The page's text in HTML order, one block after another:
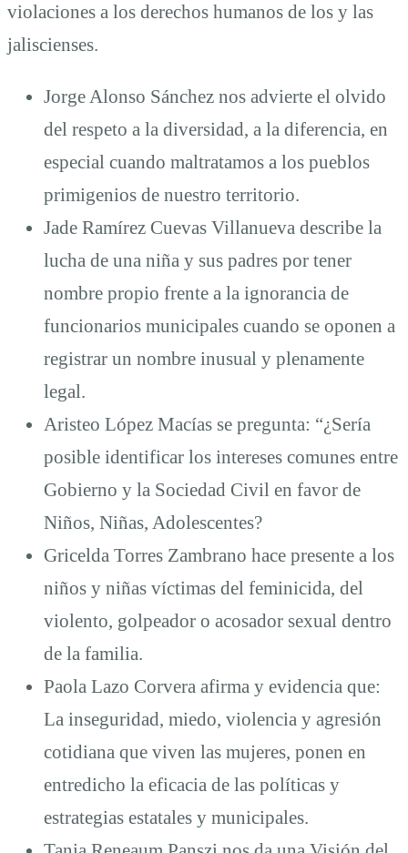
violaciones a los derechos humanos de los y las
jaliscienses.
Jorge Alonso Sánchez nos advierte el olvido
del respeto a la diversidad, a la diferencia, en
especial cuando maltratamos a los pueblos
primigenios de nuestro territorio.
Jade Ramírez Cuevas Villanueva describe la
lucha de una niña y sus padres por tener
nombre propio frente a la ignorancia de
funcionarios municipales cuando se oponen a
registrar un nombre inusual y plenamente
legal.
Aristeo López Macías se pregunta: “¿Sería
posible identificar los intereses comunes entre
Gobierno y la Sociedad Civil en favor de
Niños, Niñas, Adolescentes?
Gricelda Torres Zambrano hace presente a los
niños y niñas víctimas del feminicida, del
violento, golpeador o acosador sexual dentro
de la familia.
Paola Lazo Corvera afirma y evidencia que:
La inseguridad, miedo, violencia y agresión
cotidiana que viven las mujeres, ponen en
entredicho la eficacia de las políticas y
estrategias estatales y municipales.